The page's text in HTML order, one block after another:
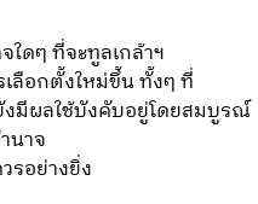
ดๆ ที่จะทูลเกล้าฯ
ลือกตั้งใหม่ขึ้น ทั้งๆ ที่
มีผลใช้บังคับอยู่โดยสมบูรณ์
นาจ
รอย่างยิ่ง